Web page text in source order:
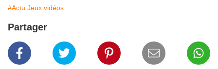
#Actu Jeux vidéos
Partager